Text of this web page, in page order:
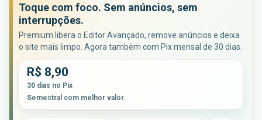
Toque com foco. Sem anúncios, sem
interrupções.
Premium libera o Editor Avançado, remove anúncios e deixa
o site mais limpo. Agora também com Pix mensal de 30 dias.
R$ 8,90
30 dias no Pix
Semestral com melhor valor.